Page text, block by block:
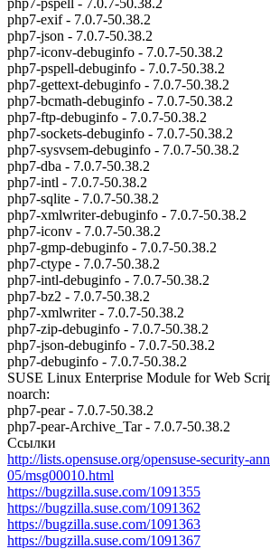
php7-exif - 7.0.7-50.38.2
php7-json - 7.0.7-50.38.2
php7-iconv-debuginfo - 7.0.7-50.38.2
php7-pspell-debuginfo - 7.0.7-50.38.2
php7-gettext-debuginfo - 7.0.7-50.38.2
php7-bcmath-debuginfo - 7.0.7-50.38.2
php7-ftp-debuginfo - 7.0.7-50.38.2
php7-sockets-debuginfo - 7.0.7-50.38.2
php7-sysvsem-debuginfo - 7.0.7-50.38.2
php7-dba - 7.0.7-50.38.2
php7-intl - 7.0.7-50.38.2
php7-sqlite - 7.0.7-50.38.2
php7-xmlwriter-debuginfo - 7.0.7-50.38.2
php7-iconv - 7.0.7-50.38.2
php7-gmp-debuginfo - 7.0.7-50.38.2
php7-ctype - 7.0.7-50.38.2
php7-intl-debuginfo - 7.0.7-50.38.2
php7-bz2 - 7.0.7-50.38.2
php7-xmlwriter - 7.0.7-50.38.2
php7-zip-debuginfo - 7.0.7-50.38.2
php7-json-debuginfo - 7.0.7-50.38.2
php7-debuginfo - 7.0.7-50.38.2
SUSE Linux Enterprise Module for Web
noarch:
php7-pear - 7.0.7-50.38.2
php7-pear-Archive_Tar - 7.0.7-50.38.2
Ссылки
http://lists.opensuse.org/opensuse-security-
05/msg00010.html
https://bugzilla.suse.com/1091355
https://bugzilla.suse.com/1091362
https://bugzilla.suse.com/1091363
https://bugzilla.suse.com/1091367